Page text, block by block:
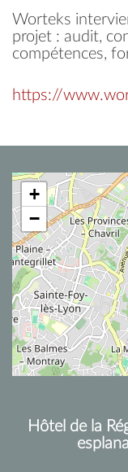
Worteks
projet : audit,
compétences,
https://
+
−
Hôtel de la